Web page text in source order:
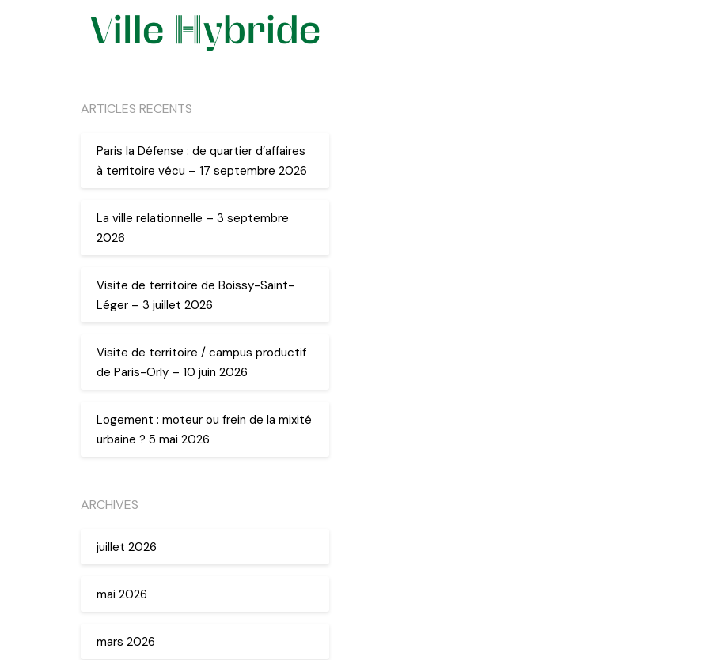
ARTICLES RECENTS
Paris la Défense : de quartier d’affaires
à territoire vécu – 17 septembre 2026
La ville relationnelle – 3 septembre
2026
Visite de territoire de Boissy-Saint-
Léger – 3 juillet 2026
Visite de territoire / campus productif
de Paris-Orly – 10 juin 2026
Logement : moteur ou frein de la mixité
urbaine ? 5 mai 2026
ARCHIVES
juillet 2026
mai 2026
mars 2026